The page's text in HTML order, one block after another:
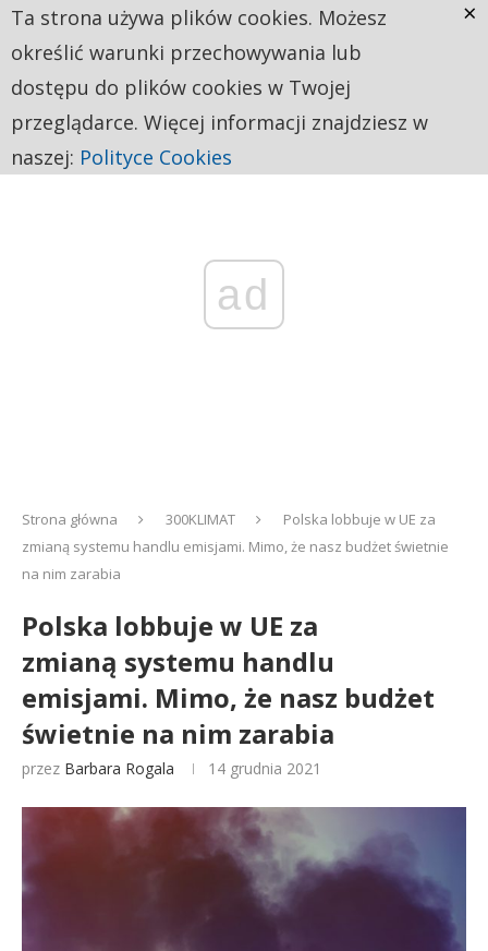
ad
Strona główna 300KLIMAT
Polska lobbuje w UE za
zmianą systemu handlu emisjami. Mimo, że nasz budżet świetnie
na nim zarabia
Polska lobbuje w UE za
zmianą systemu handlu
emisjami. Mimo, że nasz budżet
świetnie na nim zarabia
przez Barbara Rogala 14 grudnia 2021
Ta strona używa plików cookies. Możesz
określić warunki przechowywania lub
dostępu do plików cookies w Twojej
przeglądarce. Więcej informacji znajdziesz w
naszej: Polityce Cookies
×